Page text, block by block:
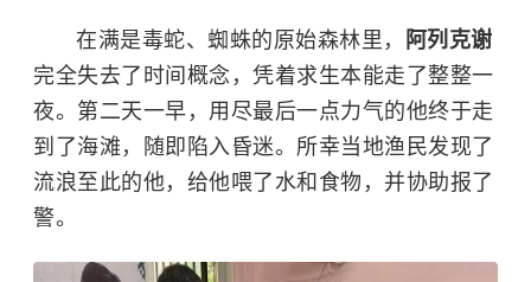
在满是毒蛇、蜘蛛的原始森林里，
阿列克谢
完全失去了时间概念，凭着求生本能走了整整一
夜。第二天一早，用尽最后一点力气的他终于走
到了海滩，随即陷入昏迷。所幸当地渔民发现了
流浪至此的他，给他喂了水和食物，并协助报了
警。